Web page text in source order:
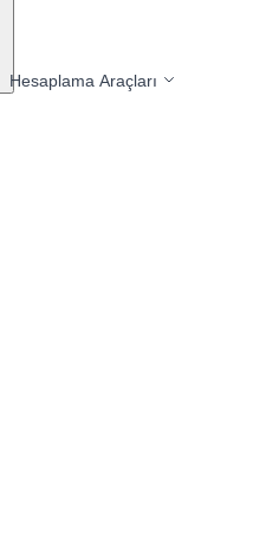
Hesaplama Araçları